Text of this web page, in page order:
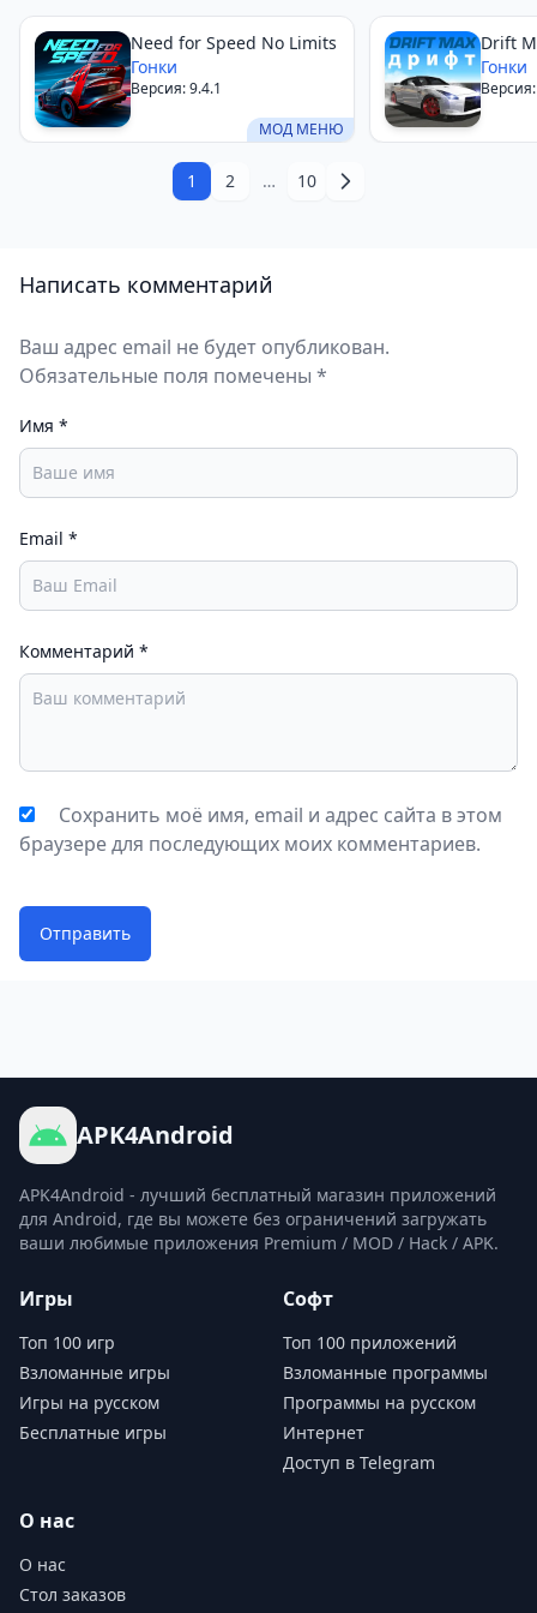
МОД МЕНЮ
Need for Speed No Limits
Гонки
Версия: 9.4.1
Drift
Гонки
1 2 … 10
Написать комментарий
Ваш адрес email не будет опубликован.
Обязательные поля помечены *
Имя *
Email *
Комментарий *
Сохранить моё имя, email и адрес сайта в этом
браузере для последующих моих комментариев.
Отправить
APK4Android
APK4Android - лучший бесплатный магазин приложений
для Android, где вы можете без ограничений загружать
ваши любимые приложения Premium / MOD / Hack / APK.
Игры
Топ 100 игр
Взломанные игры
Игры на русском
Бесплатные игры
Софт
Топ 100 приложений
Взломанные программы
Программы на русском
Интернет
Доступ в Telegram
О нас
О нас
Стол заказов